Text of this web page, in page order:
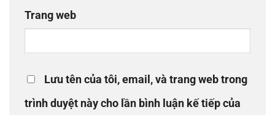
Trang web
Lưu tên của tôi, email, và trang web trong
trình duyệt này cho lần bình luận kế tiếp của